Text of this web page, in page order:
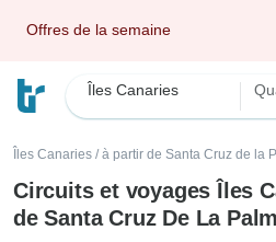
Offres de la semaine
Îles Canaries
Îles Canaries / à partir de Santa Cruz de la
Circuits et voyages Îles
de Santa Cruz De La